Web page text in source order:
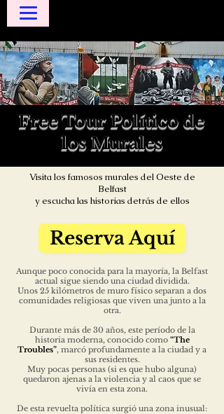
Free Tour Político de
los Murales
Visita los famosos murales del Oeste de
Belfast
y escucha las historias detrás de ellos
Reserva Aquí
Aunque poco conocida para la mayoría, la Belfast
actual sigue siendo una ciudad dividida.
Unos 25 kilómetros de muro físico separan a dos
comunidades religiosas que viven una junto a la
otra.
Durante más de 30 años, este período de la
historia moderna, conocido como “The
Troubles”, marcó profundamente a la ciudad y a
sus residentes.
Muy pocas personas (si es que hubo alguna)
quedaron ajenas a la violencia y al caos que se
vivía en esta zona.
De esta revuelta política surgió una zona inusual: